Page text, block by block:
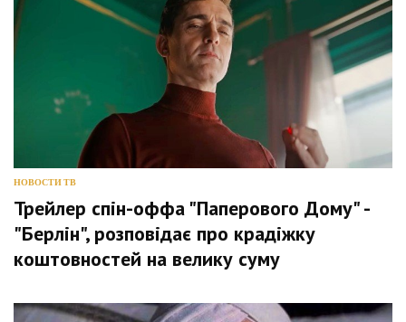
НОВОСТИ ТВ
Трейлер спін-оффа "Паперового Дому" -
"Берлін", розповідає про крадіжку
коштовностей на велику суму